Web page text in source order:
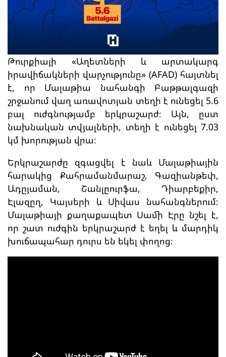
Թուրքիայի «Աղետների և արտակարգ
իրավիճակների վարչությունը» (AFAD) հայտնել
է, որ Մալաթիա նահանգի Բաթթալգազի
շրջանում վաղ առավոտյան տեղի է ունեցել 5.6
բալ ուժգնությամբ երկրաշարժ։ Այն, ըստ
նախնական տվյալների, տեղի է ունեցել 7.03
կմ խորության վրա։
Երկրաշարժը զգացվել է նաև Մալաթիային
հարակից Քահրամանմարաշ, Գազիանթեփ,
Ադըյաման, Շանլըուրֆա, Դիարբեքիր,
Էլազըղ, Կայսերի և Սիվաս նահանգներում։
Մալաթիայի քաղաքապետ Սամի Էրը նշել է,
որ շատ ուժգին երկրաշարժ է եղել և մարդիկ
խուճապահար դուրս են եկել փողոց։